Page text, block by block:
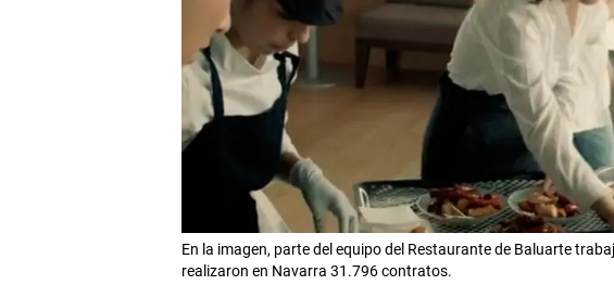
En la imagen, parte del equipo del Restaurante de Baluarte
realizaron en Navarra 31.796 contratos.